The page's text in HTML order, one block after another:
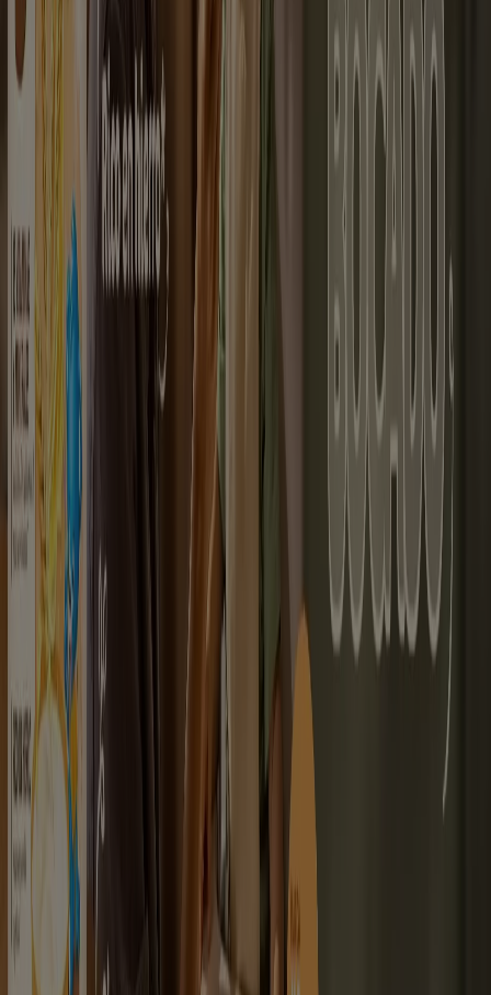
¿Quieres comprar tus medicamentos con descuentos?
¿Saber qué farmacias atienden durante las 24 horas
cerca de tu casa? ¿Cuáles son las cadenas que trabajan
en tu ciudad, o cuando sales de viaje? En la categoría
Farmacia, droguería y óptica
Tiendeo Colombia
puedes encontrar catálogos con promociones en
medicamentos ,suplementos alimenticios ,
naturales
complementos para la salud
y mucho más.
Toda la información que necesitas acerca de farmacias
en todo el territorio colombiano está aquí, en Tiendeo.
¿Dónde más?
Ir a ofertas de Farmacias, Droguerías y Ópticas
Publicidad